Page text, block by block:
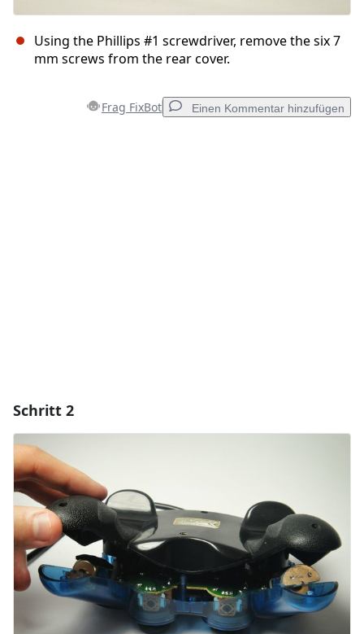
Using the Phillips #1 screwdriver, remove the six 7
mm screws from the rear cover.
Frag FixBot Einen Kommentar hinzufügen
Schritt 2